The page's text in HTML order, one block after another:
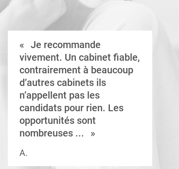
Je recommande
vivement. Un cabinet fiable,
contrairement à beaucoup
d’autres cabinets ils
n’appellent pas les
candidats pour rien. Les
opportunités sont
nombreuses ...
A.